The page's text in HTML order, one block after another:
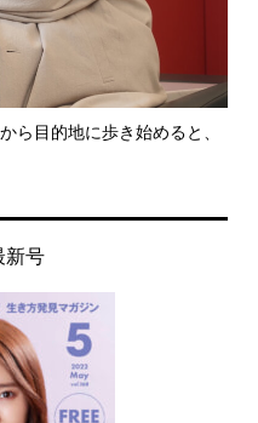
ら目的地に歩き始めると、
新号